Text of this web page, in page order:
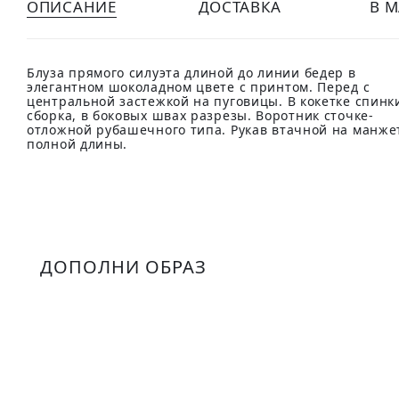
ОПИСАНИЕ ДОСТАВКА В
Блуза прямого силуэта длиной до линии бедер в
элегантном шоколадном цвете с принтом. Перед с
центральной застежкой на пуговицы. В кокетке
сборка, в боковых швах разрезы. Воротник сточке-
отложной рубашечного типа. Рукав втачной на
полной длины.
ДОПОЛНИ ОБРАЗ